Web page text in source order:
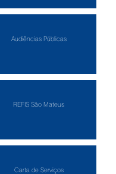
Audiências Públicas
REFIS São Mateus
Carta de Serviços